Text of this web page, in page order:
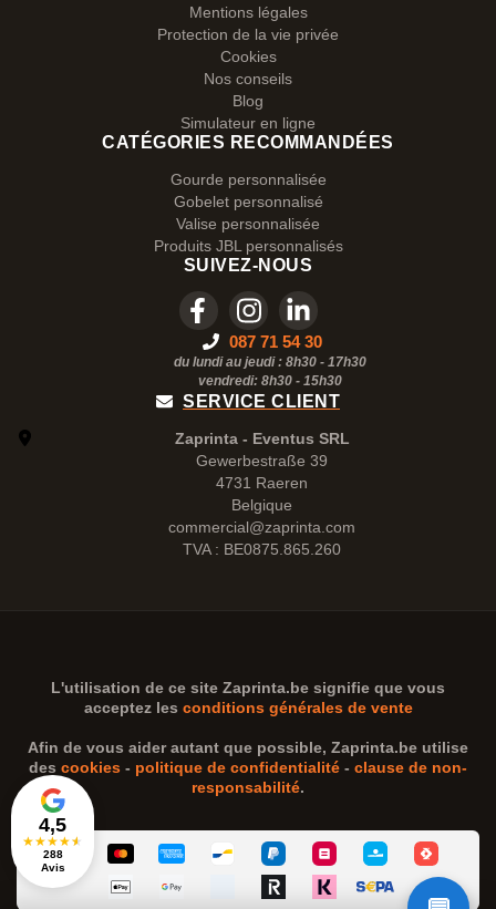
4,5
★★★★★
288
Avis
Mentions légales
Protection de la vie privée
Cookies
Nos conseils
Blog
Simulateur en ligne
CATÉGORIES RECOMMANDÉES
Gourde personnalisée
Gobelet personnalisé
Valise personnalisée
Produits JBL personnalisés
SUIVEZ-NOUS
087 71 54 30
du lundi au jeudi : 8h30 - 17h30
vendredi: 8h30 - 15h30
SERVICE CLIENT
Zaprinta - Eventus SRL
Gewerbestraße 39
4731 Raeren
Belgique
commercial@zaprinta.com
TVA : BE0875.865.260
L'utilisation de ce site Zaprinta.be signifie que vous
acceptez les conditions générales de vente
Afin de vous aider autant que possible, Zaprinta.be utilise
des cookies - politique de confidentialité - clause de non-
responsabilité.